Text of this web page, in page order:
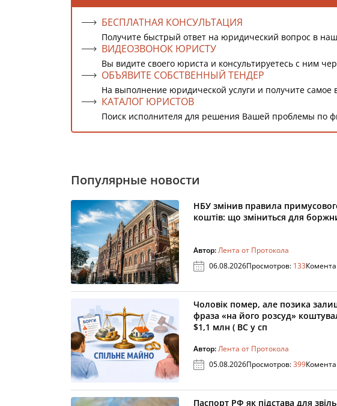
БЕСПЛАТНАЯ КОНСУЛЬТАЦИЯ
Получите быстрый ответ на юридический вопрос в
ВИДЕОЗВОНОК ЮРИСТУ
Вы видите своего юриста и консультируетесь с ним
ОБЪЯВИТЕ СОБСТВЕННЫЙ ТЕНДЕР
На выполнение юридической услуги и получите самое
КАТАЛОГ ЮРИСТОВ
Поиск исполнителя для решения Вашей проблемы по
Популярные новости
НБУ змінив правила
коштів: що зміниться для
Автор:Лента от Протокола
06.08.2026Просмотров: 133
Чоловік помер, але позика
фраза «на його розсуд»
$1,1 млн ( ВС у сп
Автор:Лента от Протокола
05.08.2026Просмотров:399
Паспорт РФ як підстава для